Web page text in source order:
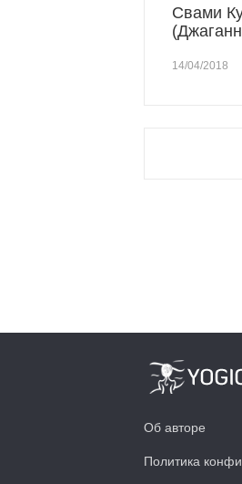
Свами
14/04/2018
Об авторе
Политика